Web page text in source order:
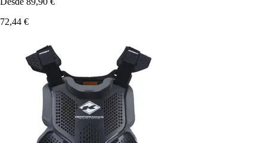
72,44 €